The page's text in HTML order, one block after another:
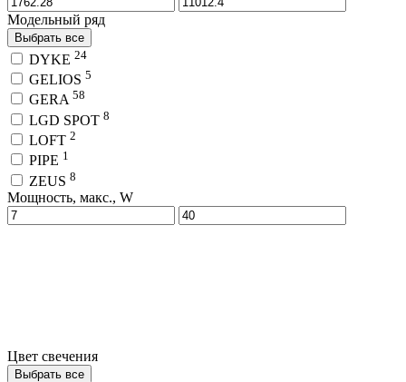
Модельный ряд
Выбрать все
DYKE 24
GELIOS 5
GERA 58
LGD SPOT 8
LOFT 2
PIPE 1
ZEUS 8
Мощность, макс., W
Цвет свечения
Выбрать все